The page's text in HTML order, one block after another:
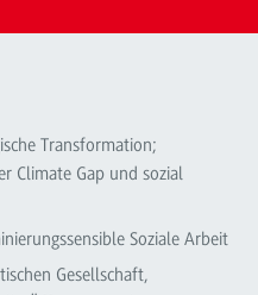
Transformation;
Climate Gap und sozial
Soziale Arbeit
Gesellschaft,